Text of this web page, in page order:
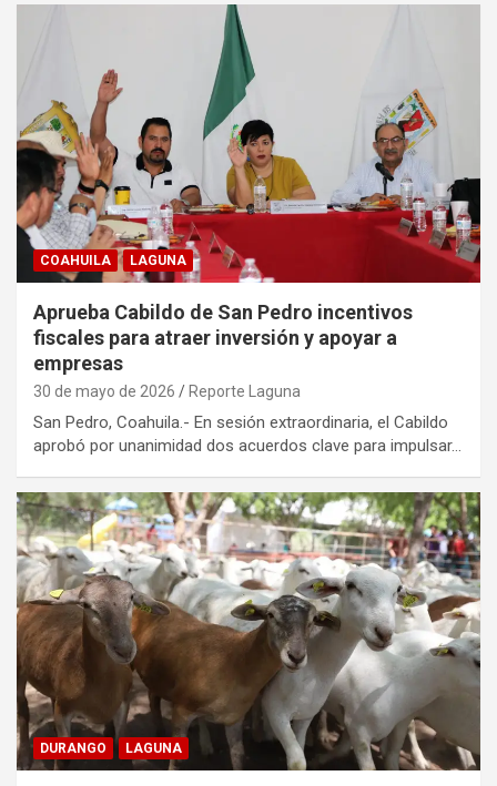
COAHUILA LAGUNA
Aprueba Cabildo de San Pedro incentivos
fiscales para atraer inversión y apoyar a
empresas
30 de mayo de 2026 Reporte Laguna
San Pedro, Coahuila.- En sesión extraordinaria, el Cabildo
aprobó por unanimidad dos acuerdos clave para impulsar…
DURANGO LAGUNA